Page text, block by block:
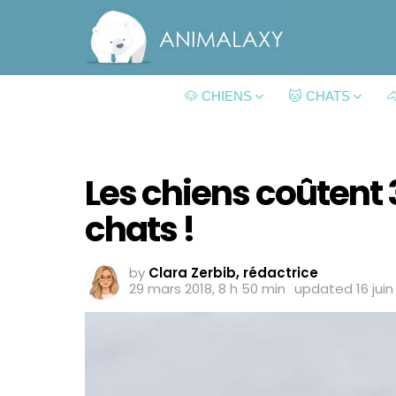
🐶 CHIENS 🐱 CHATS
Les chiens coûtent
chats !
by Clara Zerbib, rédactrice
29 mars 2018, 8 h 50 min updated 16